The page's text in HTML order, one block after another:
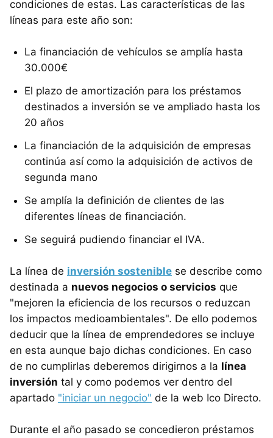
condiciones de estas. Las características de las
líneas para este año son:
La financiación de vehículos se amplía hasta
30.000€
El plazo de amortización para los préstamos
destinados a inversión se ve ampliado hasta los
20 años
La financiación de la adquisición de empresas
continúa así como la adquisición de activos de
segunda mano
Se amplía la definición de clientes de las
diferentes líneas de financiación.
Se seguirá pudiendo financiar el IVA.
La línea de inversión sostenible se describe como
destinada a nuevos negocios o servicios que
"mejoren la eficiencia de los recursos o reduzcan
los impactos medioambientales". De ello podemos
deducir que la línea de emprendedores se incluye
en esta aunque bajo dichas condiciones. En caso
de no cumplirlas deberemos dirigirnos a la línea
inversión tal y como podemos ver dentro del
apartado "iniciar un negocio" de la web Ico Directo.
Durante el año pasado se concedieron préstamos